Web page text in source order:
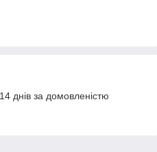
днів за домовленістю